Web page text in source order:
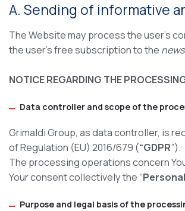
A. Sending of informative
The Website may process the user’s
the user’s free subscription to the
NOTICE REGARDING THE
Data controller and scope of the
Grimaldi Group, as data controller, is
of Regulation (EU) 2016/679 (“GDPR”).
The processing operations concern
Your consent collectively the “
Purpose and legal basis of the